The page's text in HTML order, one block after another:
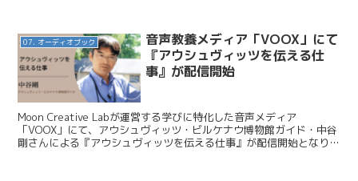
07. オーディオブック
音声教養メディア「VOOX」にて
『アウシュヴィッツを伝える仕
事』が配信開始
Moon Creative Labが運営する学びに特化した音声メディア
「VOOX」にて、アウシュヴィッツ・ビルケナウ博物館ガイド・中谷
剛さんによる『アウシュヴィッツを伝える仕事』が配信開始となりま